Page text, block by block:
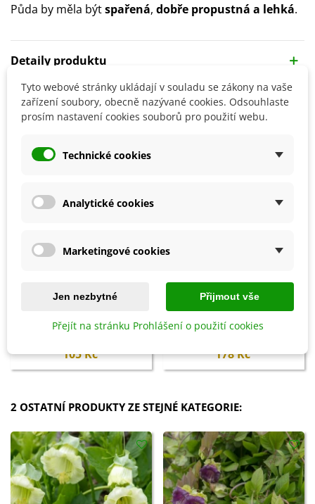
Půda by měla býtspařená, dobře propustná a lehká.
Detaily produktu
SOUVISEJÍCÍ PRODUKTY
Přidat do košíku
Biochar Mini start - aktivní uhlí
k rostlinám - Devrakon - 300 ml
105 Kč
Přidat do košíku
Hoštické slepičince -
granulované - 2,5 kg
178 Kč
2 OSTATNÍ PRODUKTY ZE STEJNÉ KATEGORIE:
Tyto webové stránky ukládají v souladu se zákony na vaše
zařízení soubory, obecně nazývané cookies. Odsouhlaste
prosím nastavení cookies souborů pro použití webu.
Technické cookies
Analytické cookies
Marketingové cookies
Jen nezbytné Přijmout vše
Přejít na stránku Prohlášení o použití cookies